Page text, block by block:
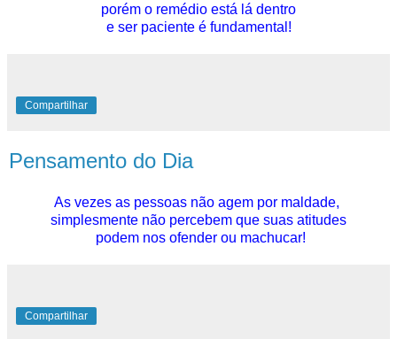
porém o remédio está lá dentro
e ser paciente é fundamental!
Compartilhar
Pensamento do Dia
As vezes as pessoas não agem por maldade,
simplesmente não percebem que suas atitudes
podem nos ofender ou machucar!
Compartilhar